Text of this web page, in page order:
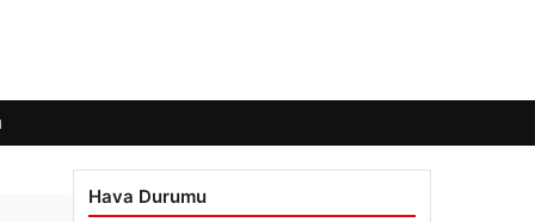
Hava Durumu